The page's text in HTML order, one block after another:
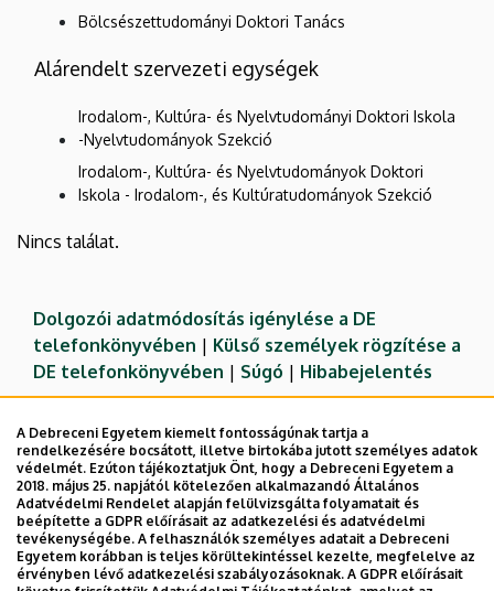
Bölcsészettudományi Doktori Tanács
Alárendelt szervezeti egységek
Irodalom-, Kultúra- és Nyelvtudományi Doktori Iskola
-Nyelvtudományok Szekció
Irodalom-, Kultúra- és Nyelvtudományok Doktori
Iskola - Irodalom-, és Kultúratudományok Szekció
Nincs találat.
Dolgozói adatmódosítás igénylése a DE
telefonkönyvében | Külső személyek rögzítése a
DE telefonkönyvében | Súgó | Hibabejelentés
A Debreceni Egyetem kiemelt fontosságúnak tartja a
rendelkezésére bocsátott, illetve birtokába jutott személyes adatok
védelmét. Ezúton tájékoztatjuk Önt, hogy a Debreceni Egyetem a
2018. május 25. napjától kötelezően alkalmazandó Általános
Adatvédelmi Rendelet alapján felülvizsgálta folyamatait és
beépítette a GDPR előírásait az adatkezelési és adatvédelmi
tevékenységébe. A felhasználók személyes adatait a Debreceni
Egyetem korábban is teljes körültekintéssel kezelte, megfelelve az
érvényben lévő adatkezelési szabályozásoknak. A GDPR előírásait